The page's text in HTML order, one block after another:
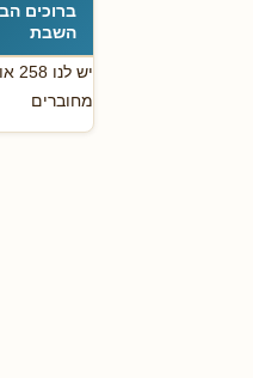
ברוכים
השבת
יש
מחוברים